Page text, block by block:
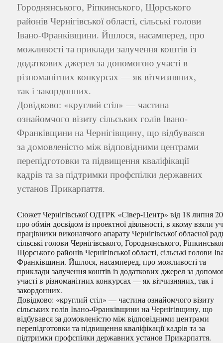
Городнянського, Ріпкинського, Щорського
районів Чернігівської області, сільські голови
Івано-Франківщини. Йшлося, насамперед, про
можливості та приклади залучення коштів із
додаткових джерел за допомогою участі в
різноманітних конкурсах — як вітчизняних,
так і закордонних.
Довідково: «круглий стіл» — частина
ознайомчого візиту сільських голів Івано-
Франківщини на Чернігівщину, що відбувався
за домовленістю між відповідними центрами
перепідготовки та підвищення кваліфікації
кадрів та за підтримки профспілки державних
установ Прикарпаття.
Сюжет Чернігівської ОДТРК «Сівер-Центр» від 18 липня
про обмін досвідом із проектної діяльності, в якому взяли
працівники виконавчого апарату Чернігівської обласної
сільські голови Чернігівського, Городнянського,
Щорського районів Чернігівської області, сільські голови
Франківщини. Йшлося, насамперед, про можливості та
приклади залучення коштів із додаткових джерел за
участі в різноманітних конкурсах — як вітчизняних, так і
закордонних.
Довідково: «круглий стіл» — частина ознайомчого візиту
сільських голів Івано-Франківщини на Чернігівщину, що
відбувався за домовленістю між відповідними центрами
перепідготовки та підвищення кваліфікації кадрів та за
підтримки профспілки державних установ Прикарпаття.